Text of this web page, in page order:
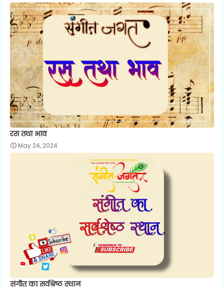
रस तथा भाव
May 24, 2024
संगीत का सर्वश्रेष्ठ स्थान